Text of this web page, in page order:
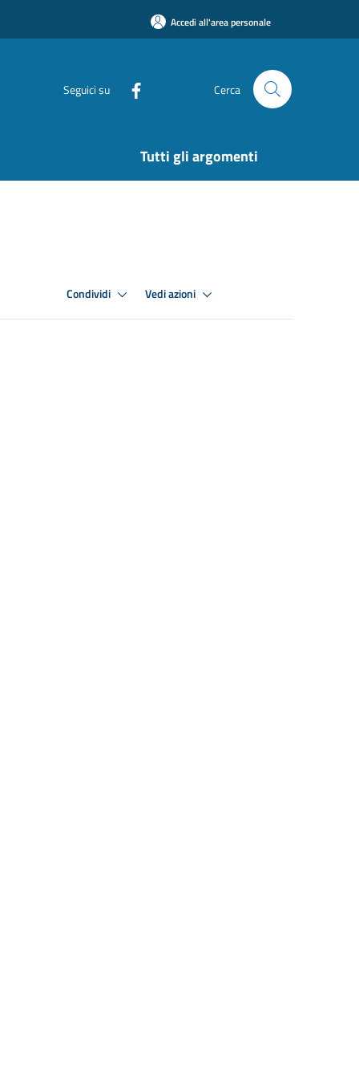
Accedi all'area personale
Seguici su Cerca
Tutti gli argomenti
Condividi Vedi azioni